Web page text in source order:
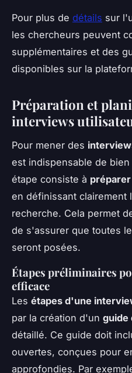
Pour plus de détails sur
les chercheurs peuvent
supplémentaires et des
disponibles sur la
Préparation et
interviews
Pour mener des
est indispensable de
étape consiste à
en définissant clairement
recherche. Cela permet
de s'assurer que toutes
seront posées.
Étapes préliminaires
efficace
Les étapes d'une
par la création d'un guide
détaillé. Ce guide doit
ouvertes, conçues pour
approfondies. Par